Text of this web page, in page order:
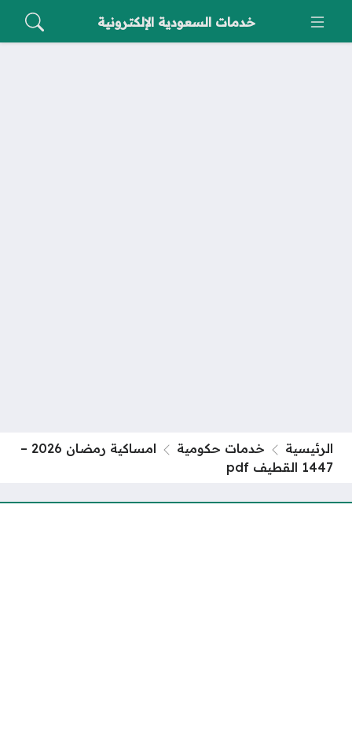
خدمات السعودية الإلكترونية
الرئيسية خدمات حكومية
امساكية رمضان 2026 –
1447 القطيف pdf